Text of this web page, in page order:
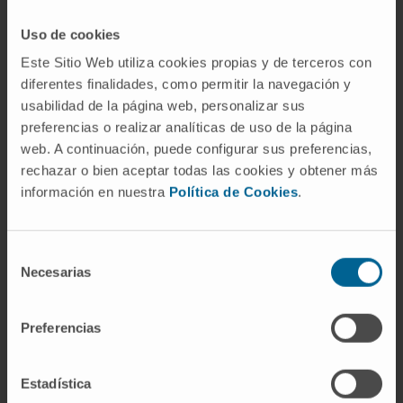
Uso de cookies
Este Sitio Web utiliza cookies propias y de terceros con
diferentes finalidades, como permitir la navegación y
usabilidad de la página web, personalizar sus
preferencias o realizar analíticas de uso de la página
web. A continuación, puede configurar sus preferencias,
rechazar o bien aceptar todas las cookies y obtener más
información en nuestra Política de Cookies.
Necesarias
Preferencias
Estadística
cerebral, y pequeños cambios en la estructura del
cerebro si esta situación se mantiene a lo largo
del tiempo”, declara elDr. Antonio Fontanellas
delPrograma de Hepatologíadel Cima
Universidad de Navarra. Es una de las
conclusiones publicada en la revista científica
Human Molecular Genetics.
Asimismo, este trabajo experimental revela que la
perfusión cerebral y proporciona protección
en los ratones. “Estos hallazgos impulsan la
comprensión de las porfirias hepáticas agudas y
confirman el papel del hígado en las disfunciones
del sistema nervioso central asociadas con estas